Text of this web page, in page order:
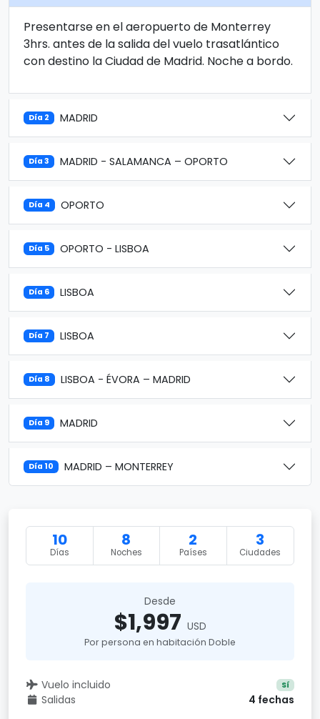
Presentarse en el aeropuerto de Monterrey
3hrs. antes de la salida del vuelo trasatlántico
con destino la Ciudad de Madrid. Noche a bordo.
Día 2 MADRID
Día 3 MADRID - SALAMANCA – OPORTO
Día 4 OPORTO
Día 5 OPORTO - LISBOA
Día 6 LISBOA
Día 7 LISBOA
Día 8 LISBOA - ÉVORA – MADRID
Día 9 MADRID
Día 10 MADRID – MONTERREY
10
Días
8
Noches
2
Países
3
Ciudades
Desde
$1,997 USD
Por persona en habitación Doble
Vuelo incluido Sí
Salidas 4 fechas